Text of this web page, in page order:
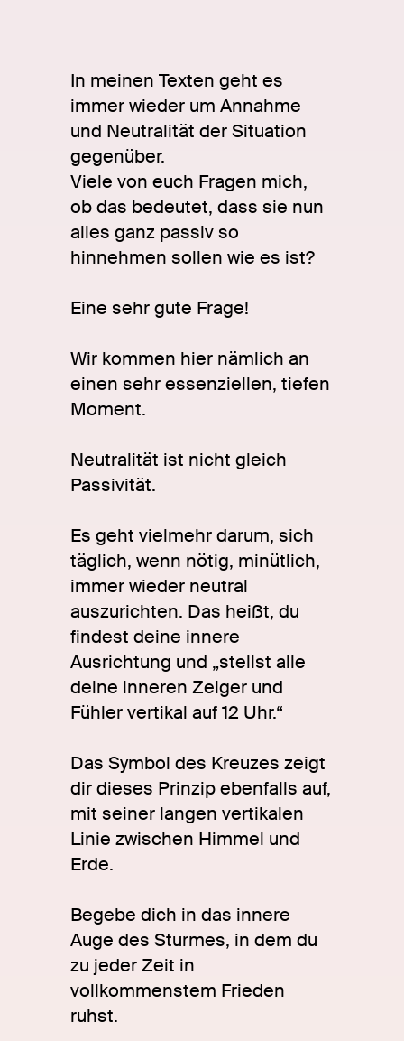
In meinen Texten geht es
immer wieder um Annahme
und Neutralität der Situation
gegenüber.
Viele von euch Fragen mich,
ob das bedeutet, dass sie nun
alles ganz passiv so
hinnehmen sollen wie es ist?
Eine sehr gute Frage!
Wir kommen hier nämlich an
einen sehr essenziellen, tiefen
Moment.
Neutralität ist nicht gleich
Passivität.
Es geht vielmehr darum, sich
täglich, wenn nötig, minütlich,
immer wieder neutral
auszurichten. Das heißt, du
findest deine innere
Ausrichtung und „stellst alle
deine inneren Zeiger und
Fühler vertikal auf 12 Uhr.“
Das Symbol des Kreuzes zeigt
dir dieses Prinzip ebenfalls auf,
mit seiner langen vertikalen
Linie zwischen Himmel und
Erde.
Begebe dich in das innere
Auge des Sturmes, in dem du
zu jeder Zeit in
vollkommenstem Frieden
ruhst.